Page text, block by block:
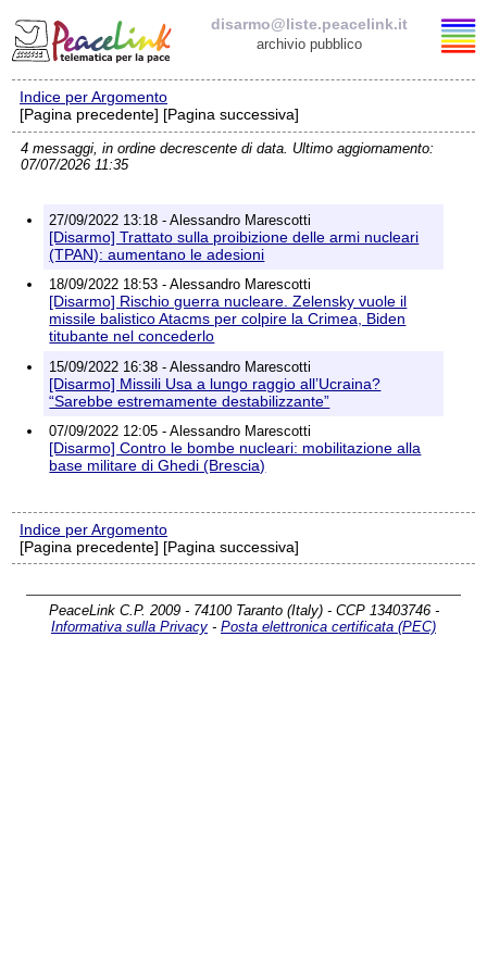
disarmo@liste.peacelink.it
archivio pubblico
Elenco delle liste
disarmo@liste.peacelink.it
Policy delle liste di PeaceLink
Informativa sulla privacy
Indice per Argomento
[Pagina precedente] [Pagina successiva]
4 messaggi, in ordine decrescente di data. Ultimo aggiornamento:
07/07/2026 11:35
27/09/2022 13:18 - Alessandro Marescotti
[Disarmo] Trattato sulla proibizione delle armi nucleari
(TPAN): aumentano le adesioni
18/09/2022 18:53 - Alessandro Marescotti
[Disarmo] Rischio guerra nucleare. Zelensky vuole il
missile balistico Atacms per colpire la Crimea, Biden
titubante nel concederlo
15/09/2022 16:38 - Alessandro Marescotti
[Disarmo] Missili Usa a lungo raggio all’Ucraina?
“Sarebbe estremamente destabilizzante”
07/09/2022 12:05 - Alessandro Marescotti
[Disarmo] Contro le bombe nucleari: mobilitazione alla
base militare di Ghedi (Brescia)
Indice per Argomento
[Pagina precedente] [Pagina successiva]
PeaceLink C.P. 2009 - 74100 Taranto (Italy) - CCP 13403746 -
Informativa sulla Privacy - Posta elettronica certificata (PEC)